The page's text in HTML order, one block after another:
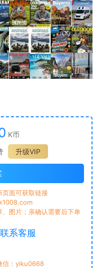
K币
升级VIP
页面可获取链接
图片；亲确认需要后下单
系客服
信：yiku0668